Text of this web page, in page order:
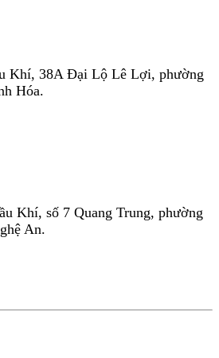
Khí, 38A Đại Lộ Lê Lợi, phường
Hóa.
Khí, số 7 Quang Trung, phường
An.